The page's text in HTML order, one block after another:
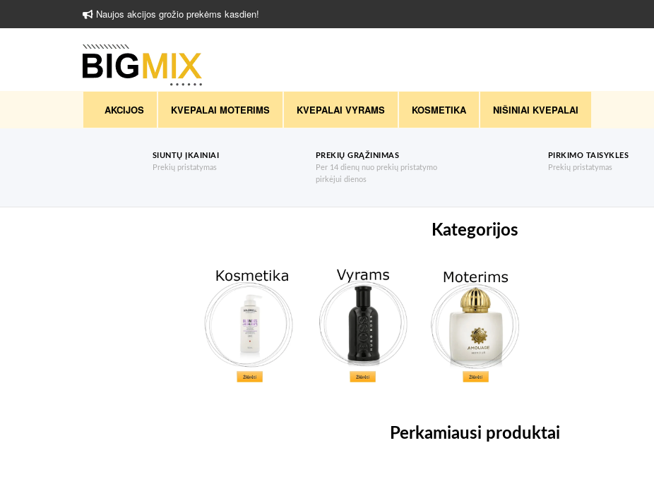
Naujos akcijos grožio prekėms kasdien!
AKCIJOS KVEPALAI MOTERIMS KVEPALAI VYRAMS KOSMETIKA NIŠINIAI KVEPALAI
SIUNTŲ ĮKAINIAI
Prekių pristatymas
PREKIŲ GRĄŽINIMAS
Per 14 dienų nuo prekių pristatymo
pirkėjui dienos
PIRKIMO TAISYKLES
Prekių pristatymas
Kategorijos
Perkamiausi produktai